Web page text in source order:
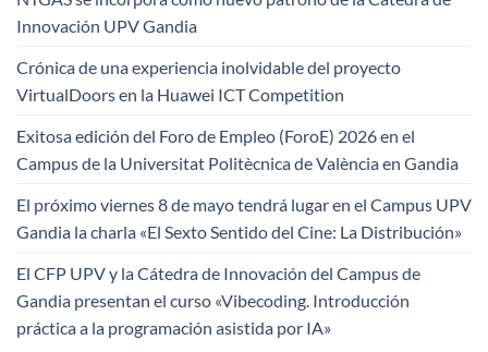
Innovación UPV Gandia
Crónica de una experiencia inolvidable del proyecto
VirtualDoors en la Huawei ICT Competition
Exitosa edición del Foro de Empleo (ForoE) 2026 en el
Campus de la Universitat Politècnica de València en Gandia
El próximo viernes 8 de mayo tendrá lugar en el Campus UPV
Gandia la charla «El Sexto Sentido del Cine: La Distribución»
El CFP UPV y la Cátedra de Innovación del Campus de
Gandia presentan el curso «Vibecoding. Introducción
práctica a la programación asistida por IA»